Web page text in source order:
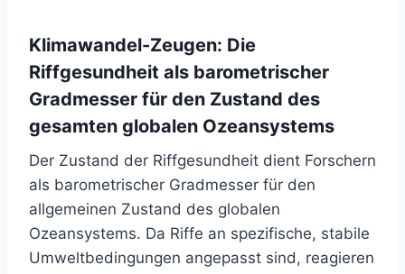
Klimawandel-Zeugen: Die
Riffgesundheit als barometrischer
Gradmesser für den Zustand des
gesamten globalen Ozeansystems
Der Zustand der Riffgesundheit dient Forschern
als barometrischer Gradmesser für den
allgemeinen Zustand des globalen
Ozeansystems. Da Riffe an spezifische, stabile
Umweltbedingungen angepasst sind, reagieren